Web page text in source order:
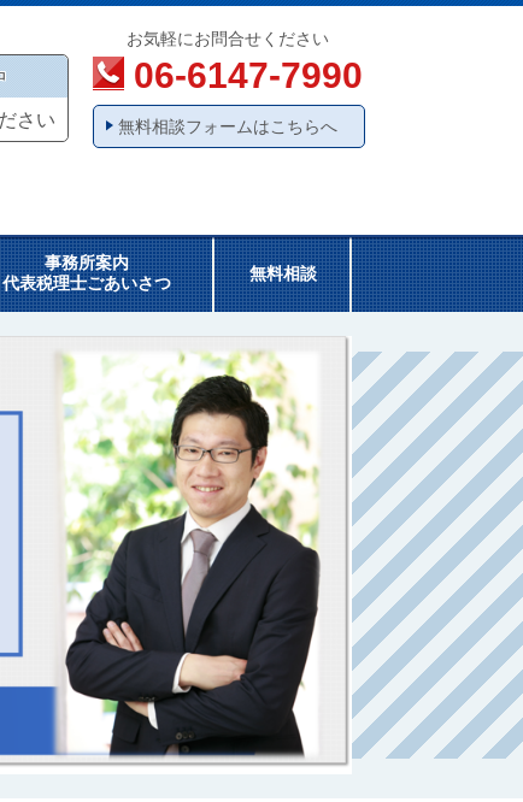
さい
お気軽にお問合せください
06-6147-7990
無料相談フォームはこちらへ
事務所案内
代表税理士ごあいさつ
無料相談